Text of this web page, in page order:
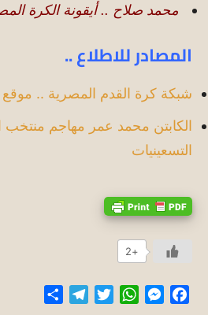
محمد صلاح .. أيقونة الكرة
المصادر للاطلاع ..
شبكة كرة القدم المصرية ..
الكابتن محمد عمر مهاجم
التسعينيات
+2
Facebook
Messenger
WhatsApp
Twitter
Telegram